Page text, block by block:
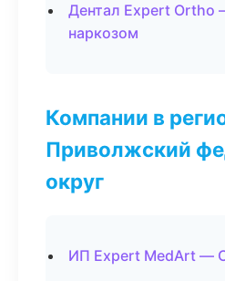
Дентал Expert Ortho
наркозом
Компании в
Приволжский
округ
ИП Expert MedArt —